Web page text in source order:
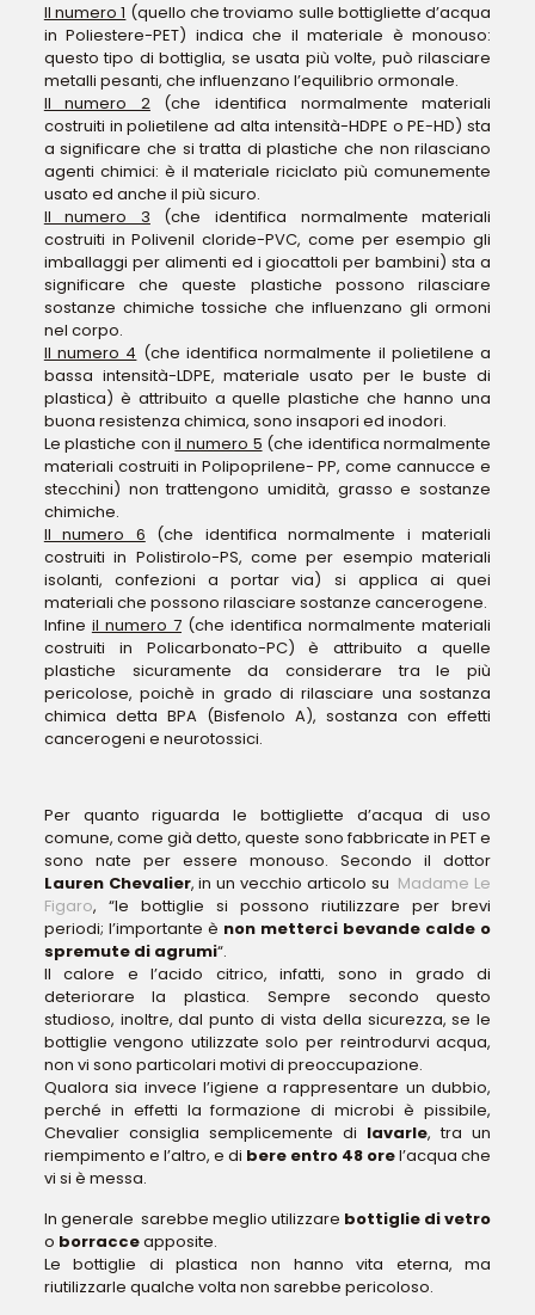
Il numero 1 (quello che troviamo sulle bottigliette d’acqua
in Poliestere-PET) indica che il materiale è monouso:
questo tipo di bottiglia, se usata più volte, può rilasciare
metalli pesanti, che influenzano l’equilibrio ormonale.
Il numero 2(che identifica normalmente materiali
costruiti in polietilene ad alta intensità-HDPE o PE-HD) sta
a significare che si tratta di plastiche che non rilasciano
agenti chimici: è il materiale riciclato più comunemente
usato ed anche il più sicuro.
Il numero 3 (che identifica normalmente materiali
costruiti in Polivenil cloride-PVC, come per esempio gli
imballaggi per alimenti ed i giocattoli per bambini) sta a
significare che queste plastiche possono rilasciare
sostanze chimiche tossiche che influenzano gli ormoni
nel corpo.
Il numero 4 (che identifica normalmente il polietilene a
bassa intensità-LDPE, materiale usato per le buste di
plastica) è attribuito a quelle plastiche che hanno una
buona resistenza chimica, sono insapori ed inodori.
Le plastiche conil numero 5 (che identifica normalmente
materiali costruiti in Polipoprilene- PP, come cannucce e
stecchini) non trattengono umidità, grasso e sostanze
chimiche.
Il numero 6 (che identifica normalmente i materiali
costruiti in Polistirolo-PS, come per esempio materiali
isolanti, confezioni a portar via) si applica ai quei
materiali che possono rilasciare sostanze cancerogene.
Infine il numero 7(che identifica normalmente materiali
costruiti in Policarbonato-PC) è attribuito a quelle
plastiche sicuramente da considerare tra le più
pericolose, poichè in grado di rilasciare una sostanza
chimica detta BPA (Bisfenolo A), sostanza con effetti
cancerogeni e neurotossici.
Per quanto riguarda le bottigliette d’acqua di uso
comune, come già detto, queste sono fabbricate in PET e
sono nate per essere monouso. Secondo il dottor
Lauren Chevalier, in un vecchio articolo su Madame Le
Figaro, “le bottiglie si possono riutilizzare per brevi
periodi; l’importante è non metterci bevande calde o
spremute di agrumi“.
Il calore e l’acido citrico, infatti, sono in grado di
deteriorare la plastica. Sempre secondo questo
studioso, inoltre, dal punto di vista della sicurezza, se le
bottiglie vengono utilizzate solo per reintrodurvi acqua,
non vi sono particolari motivi di preoccupazione.
Qualora sia invece l’igiene a rappresentare un dubbio,
perché in effetti la formazione di microbi è pissibile,
Chevalier consiglia semplicemente di lavarle, tra un
riempimento e l’altro, e di bere entro 48 orel’acqua che
vi si è messa.
In generale sarebbe meglio utilizzare bottiglie di vetro
o borracceapposite.
Le bottiglie di plastica non hanno vita eterna, ma
riutilizzarle qualche volta non sarebbe pericoloso.